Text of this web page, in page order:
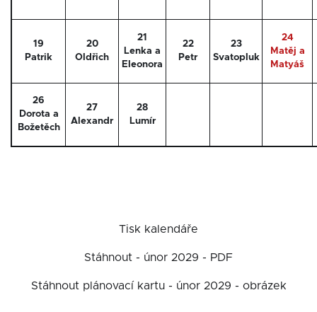
19
Patrik
20
Oldřich
21
Lenka a
Eleonora
22
Petr
23
Svatopluk
24
Matěj a
Matyáš
26
Dorota a
Božetěch
27
Alexandr
28
Lumír
Tisk kalendáře
Stáhnout - únor 2029 - PDF
Stáhnout plánovací kartu - únor 2029 - obrázek